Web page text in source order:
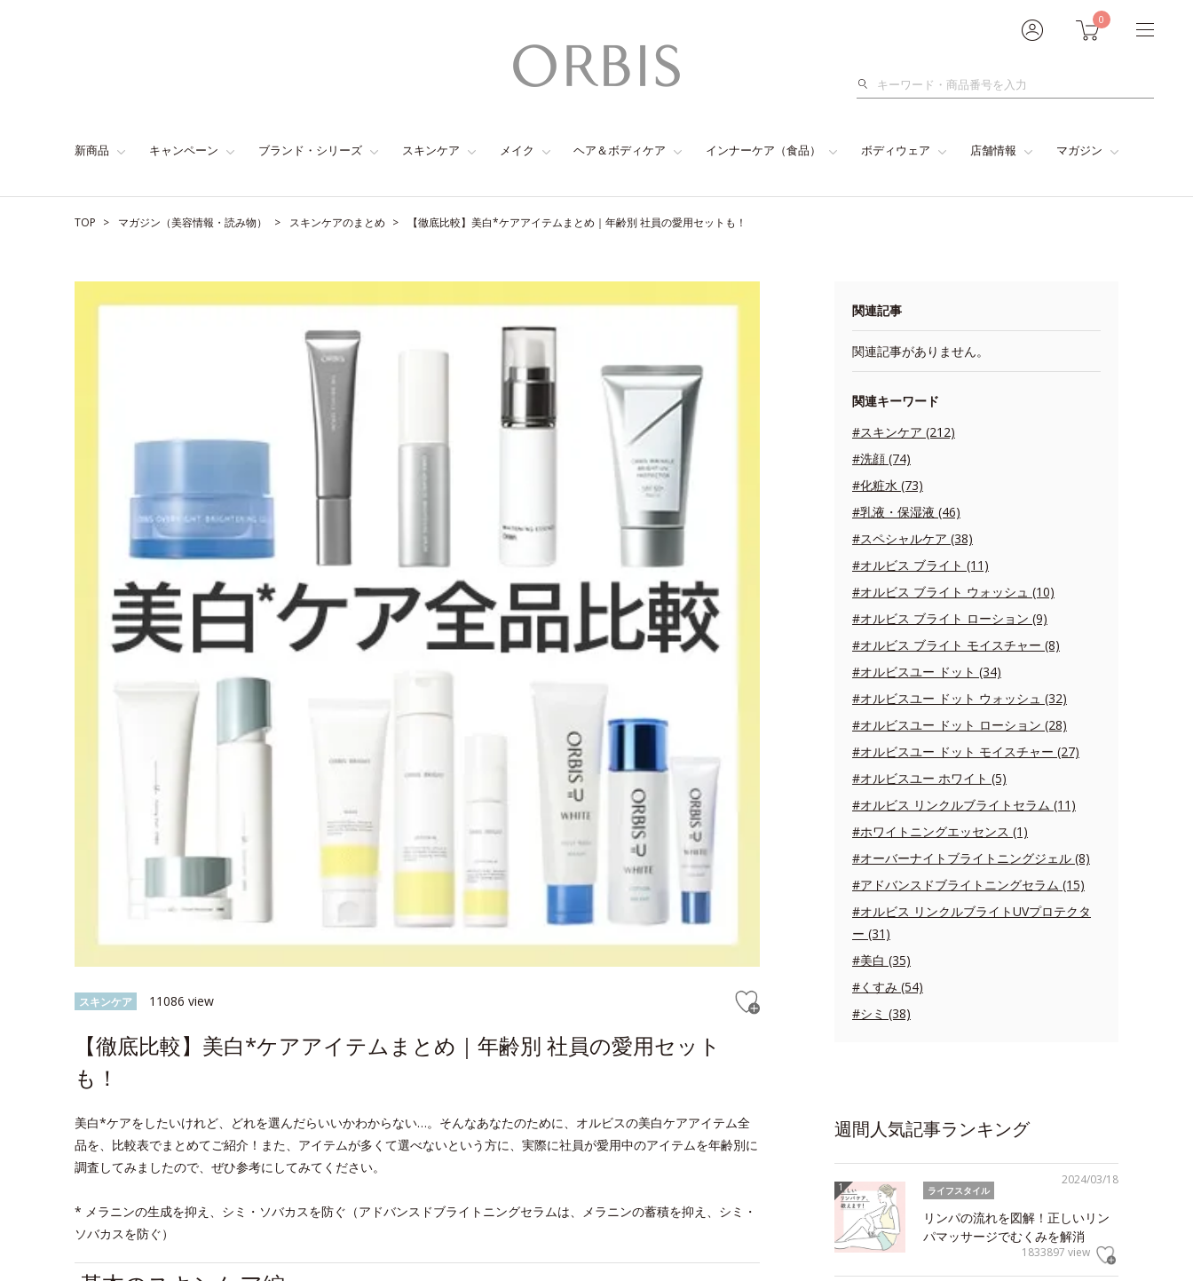
0
検
新商品 キャンペーン ブランド・シリーズ スキンケア メイク ヘア＆ボディケア インナーケア（食品） ボディウェア 店舗情報 マガジン
TOP マガジン（美容情報・読み物） スキンケアのまとめ 【徹底比較】美白*ケアアイテムまとめ｜年齢別 社員の愛用セットも！
スキンケア 11086 view
【徹底比較】美白*ケアアイテムまとめ｜年齢別 社員の愛用セット
も！
美白*ケアをしたいけれど、どれを選んだらいいかわからない…。そんなあなたのために、オルビスの美白ケアアイテム全
品を、比較表でまとめてご紹介！また、アイテムが多くて選べないという方に、実際に社員が愛用中のアイテムを年齢別に
調査してみましたので、ぜひ参考にしてみてください。
* メラニンの生成を抑え、シミ・ソバカスを防ぐ（アドバンスドブライトニングセラムは、メラニンの蓄積を抑え、シミ・
ソバカスを防ぐ）
関連記事
関連記事がありません。
関連キーワード
#スキンケア (212)
#洗顔 (74)
#化粧水 (73)
#乳液・保湿液 (46)
#スペシャルケア (38)
#オルビス ブライト (11)
#オルビス ブライト ウォッシュ (10)
#オルビス ブライト ローション (9)
#オルビス ブライト モイスチャー (8)
#オルビスユー ドット (34)
#オルビスユー ドット ウォッシュ (32)
#オルビスユー ドット ローション (28)
#オルビスユー ドット モイスチャー (27)
#オルビスユー ホワイト (5)
#オルビス リンクルブライトセラム (11)
#ホワイトニングエッセンス (1)
#オーバーナイトブライトニングジェル (8)
#アドバンスドブライトニングセラム (15)
#オルビス リンクルブライトUVプロテクタ
ー (31)
#美白 (35)
#くすみ (54)
#シミ (38)
週間人気記事ランキング
2024/03/18
ライフスタイル
リンパの流れを図解！正しいリン
パマッサージでむくみを解消
1833897 view